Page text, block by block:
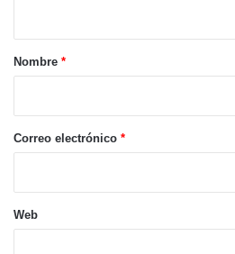
r
*
Nombre *
Correo electrónico *
Web